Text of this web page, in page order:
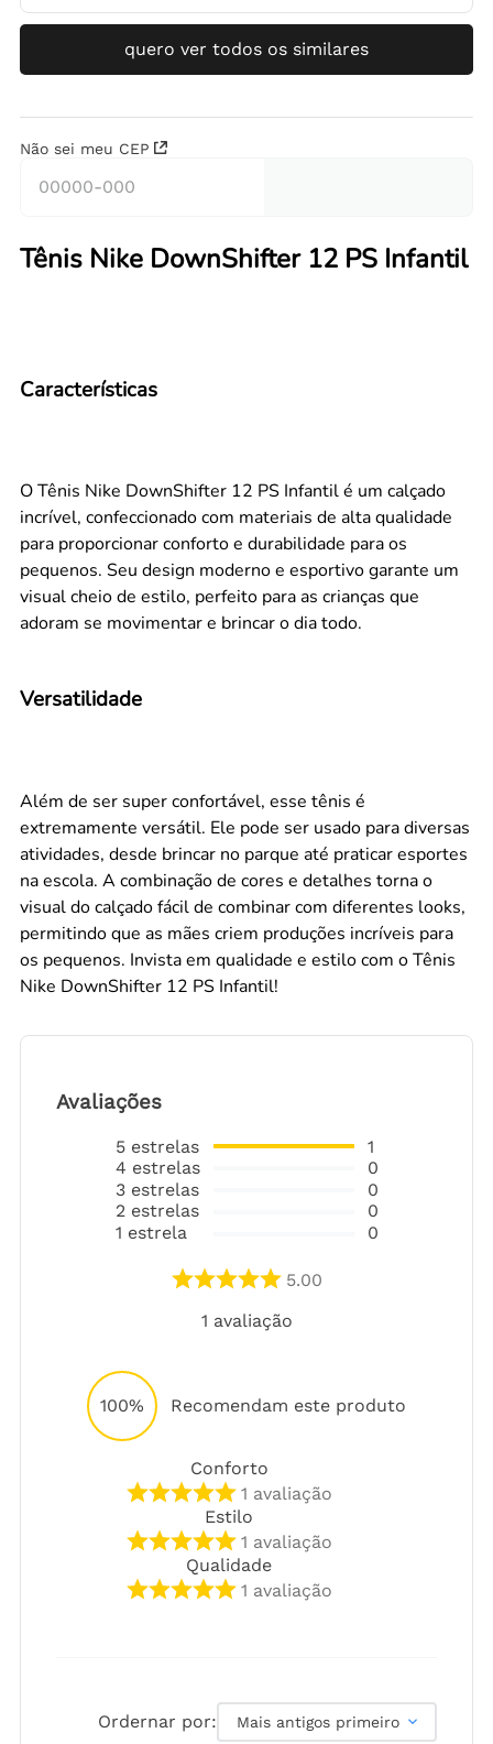
quero ver todos os similares
Não sei meu CEP
Tênis Nike DownShifter 12 PS Infantil
Características
O Tênis Nike DownShifter 12 PS Infantil é um calçado
incrível, confeccionado com materiais de alta qualidade
para proporcionar conforto e durabilidade para os
pequenos. Seu design moderno e esportivo garante um
visual cheio de estilo, perfeito para as crianças que
adoram se movimentar e brincar o dia todo.
Versatilidade
Além de ser super confortável, esse tênis é
extremamente versátil. Ele pode ser usado para diversas
atividades, desde brincar no parque até praticar esportes
na escola. A combinação de cores e detalhes torna o
visual do calçado fácil de combinar com diferentes looks,
permitindo que as mães criem produções incríveis para
os pequenos. Invista em qualidade e estilo com o Tênis
Nike DownShifter 12 PS Infantil!
Avaliações
5 estrelas
4 estrelas
3 estrelas
2 estrelas
1 estrela
1
0
0
0
0
5.00
1 avaliação
100% Recomendam este produto
Conforto
1 avaliação
Estilo
1 avaliação
Qualidade
1 avaliação
Ordernar por: Mais antigos primeiro